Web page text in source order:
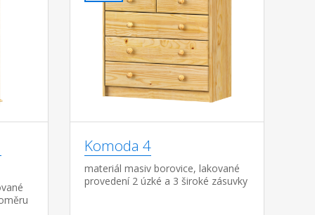
Komoda 4
materiál masiv borovice, lakované
provedení 2 úzké a 3 široké zásuvky